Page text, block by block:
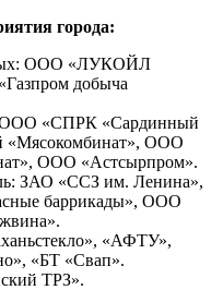
города:
ООО «ЛУКОЙЛ
добыча
ООО «СПРК «Сардинный
«Мясокомбинат», ООО
ООО «Астсырпром».
ЗАО «ССЗ им. Ленина»,
баррикады», ООО
«АФТУ»,
«БТ «Свап».
ТРЗ».